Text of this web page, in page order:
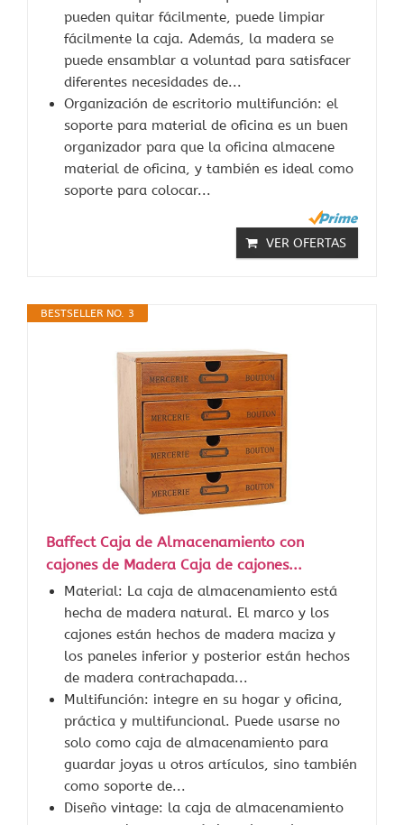
pueden quitar fácilmente, puede limpiar
fácilmente la caja. Además, la madera se
puede ensamblar a voluntad para satisfacer
diferentes necesidades de...
Organización de escritorio multifunción: el
soporte para material de oficina es un buen
organizador para que la oficina almacene
material de oficina, y también es ideal como
soporte para colocar...
VER OFERTAS
BESTSELLER NO. 3
Baffect Caja de Almacenamiento con
cajones de Madera Caja de cajones...
Material: La caja de almacenamiento está
hecha de madera natural. El marco y los
cajones están hechos de madera maciza y
los paneles inferior y posterior están hechos
de madera contrachapada...
Multifunción: integre en su hogar y oficina,
práctica y multifuncional. Puede usarse no
solo como caja de almacenamiento para
guardar joyas u otros artículos, sino también
como soporte de...
Diseño vintage: la caja de almacenamiento